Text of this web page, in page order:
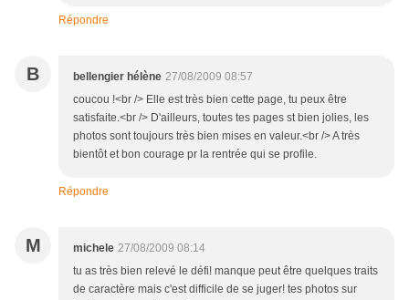
Répondre
B bellengier hélène 27/08/2009 08:57
coucou !<br /> Elle est très bien cette page, tu peux être
satisfaite.<br /> D'ailleurs, toutes tes pages st bien jolies, les
photos sont toujours très bien mises en valeur.<br /> A très
bientôt et bon courage pr la rentrée qui se profile.
Répondre
M michele 27/08/2009 08:14
tu as très bien relevé le défi! manque peut être quelques traits
de caractère mais c'est difficile de se juger! tes photos sur